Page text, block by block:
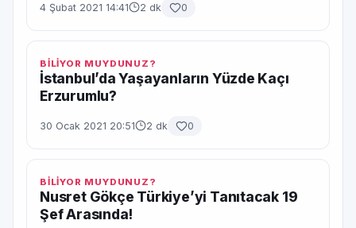
4 Şubat 2021 14:41 2 dk 0
BİLİYOR MUYDUNUZ?
İstanbul’da Yaşayanların Yüzde Kaçı
Erzurumlu?
30 Ocak 2021 20:51 2 dk 0
BİLİYOR MUYDUNUZ?
Nusret Gökçe Türkiye’yi Tanıtacak 19
Şef Arasında!